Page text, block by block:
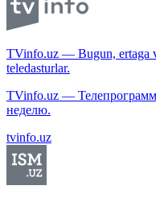
TVinfo.uz — Bugun, ertaga
teledasturlar.
TVinfo.uz —
неделю.
tvinfo.uz